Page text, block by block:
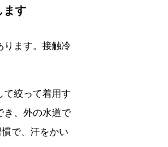
ます
ります。接触冷
て絞って着用す
き、外の水道で
で、汗をかい